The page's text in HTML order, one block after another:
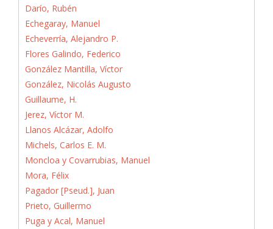
Darío, Rubén
Echegaray, Manuel
Echeverría, Alejandro P.
Flores Galindo, Federico
González Mantilla, Víctor
González, Nicolás Augusto
Guillaume, H.
Jerez, Víctor M.
Llanos Alcázar, Adolfo
Michels, Carlos E. M.
Moncloa y Covarrubias, Manuel
Mora, Félix
Pagador [Pseud.], Juan
Prieto, Guillermo
Puga y Acal, Manuel